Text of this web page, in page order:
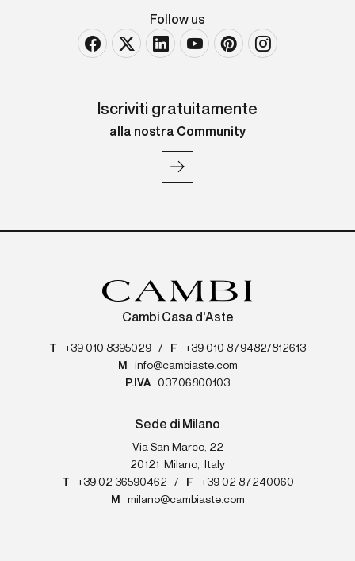
Follow us
Iscriviti gratuitamente
alla nostra Community
Cambi Casa d'Aste
T +39 010 8395029 / F
+39 010 879482/812613
M
info@cambiaste.com
P.IVA
03706800103
Sede di Milano
Via San Marco, 22
20121
Milano,
Italy
T
+39 02 36590462 / F
+39 02 87240060
M
milano@cambiaste.com